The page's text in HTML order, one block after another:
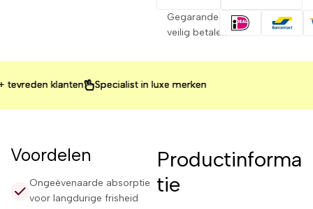
Gegarandeerd
veilig betalen
klanten Specialist in luxe merken
klanten Specialist in luxe merken
klanten Specialist in luxe merken
Voordelen
Ongeëvenaarde absorptie
voor langdurige frisheid
Productinforma
tie